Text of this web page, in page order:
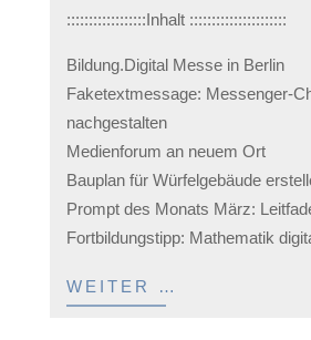
03-
01
::::::::::::::::::Inhalt ::::::::::::::::::::::
Bildung.Digital Messe in Berlin
Faketextmessage: Messenger-
nachgestalten
Medienforum an neuem Ort
Bauplan für Würfelgebäude
Prompt des Monats März:
Fortbildungstipp: Mathematik
WEITER …